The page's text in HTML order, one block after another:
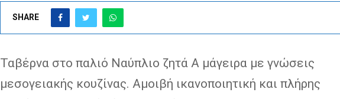
SHARE
Ταβέρνα στο παλιό Ναύπλιο ζητά Α μάγειρα με γνώσεις
μεσογειακής κουζίνας. Αμοιβή ικανοποιητική και πλήρης